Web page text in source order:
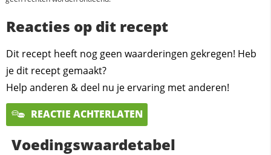
Reacties op dit recept
Dit recept heeft nog geen waarderingen gekregen! Heb
je dit recept gemaakt?
Help anderen & deel nu je ervaring met anderen!
REACTIE ACHTERLATEN
Voedingswaardetabel